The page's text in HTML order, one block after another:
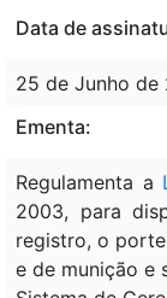
Data de
25 de Junho de
Ementa:
Regulamenta a
2003, para
registro, o
e de munição e